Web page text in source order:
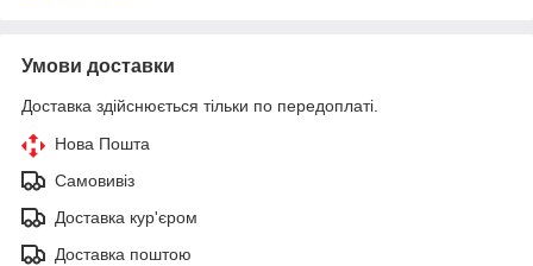
Умови доставки
Доставка здійснюється тільки по передоплаті.
Нова Пошта
Самовивіз
Доставка кур'єром
Доставка поштою